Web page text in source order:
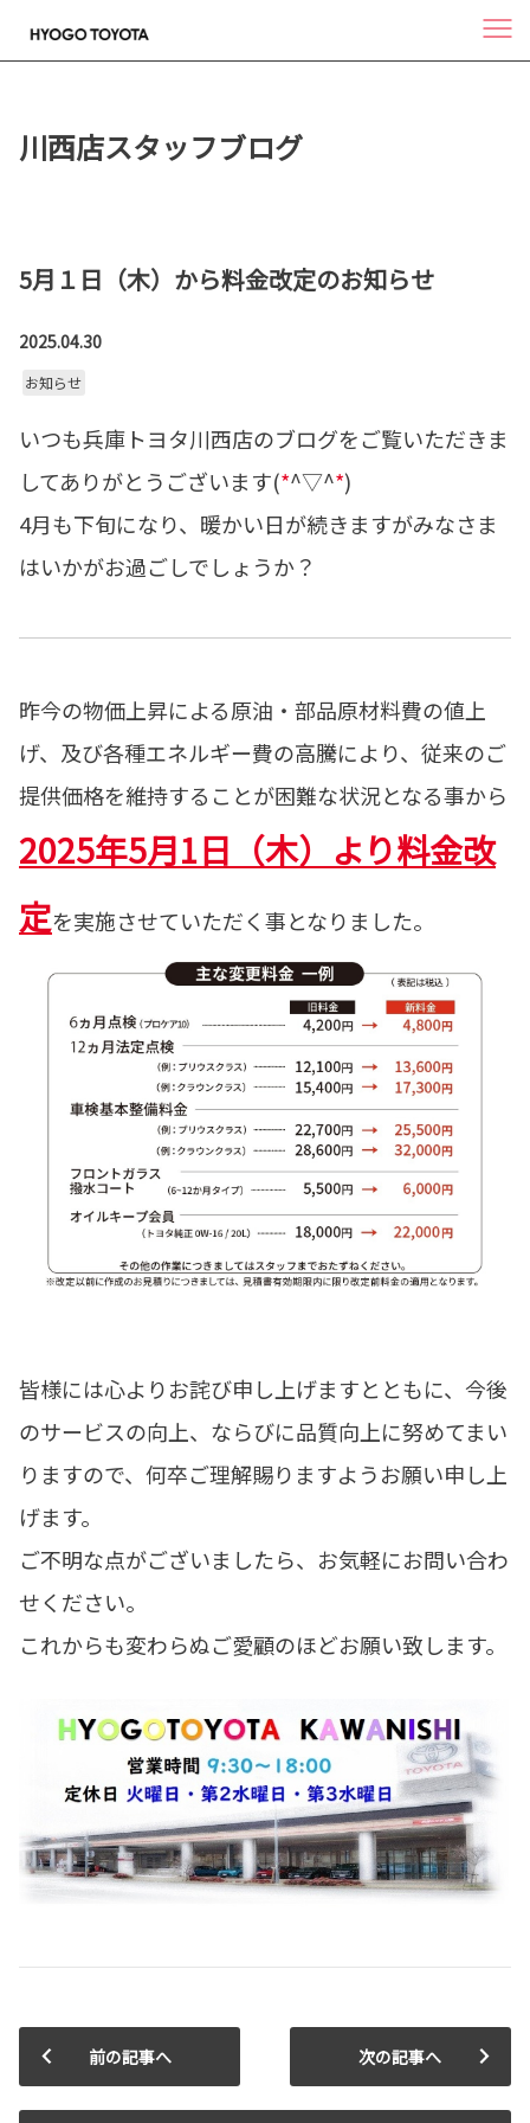
川西店スタッフブログ
5月１日（木）から料金改定のお知らせ
2025.04.30
お知らせ
いつも兵庫トヨタ川西店のブログをご覧いただきま
してありがとうございます(*^▽^*)
4月も下旬になり、暖かい日が続きますがみなさま
はいかがお過ごしでしょうか？
昨今の物価上昇による原油・部品原材料費の値上
げ、及び各種エネルギー費の高騰により、従来のご
提供価格を維持することが困難な状況となる事から
2025年5月1日（木）より料金改
定を実施させていただく事となりました。
皆様には心よりお詫び申し上げますとともに、今後
のサービスの向上、ならびに品質向上に努めてまい
りますので、何卒ご理解賜りますようお願い申し上
げます。
ご不明な点がございましたら、お気軽にお問い合わ
せください。
これからも変わらぬご愛顧のほどお願い致します。
前の記事へ 次の記事へ